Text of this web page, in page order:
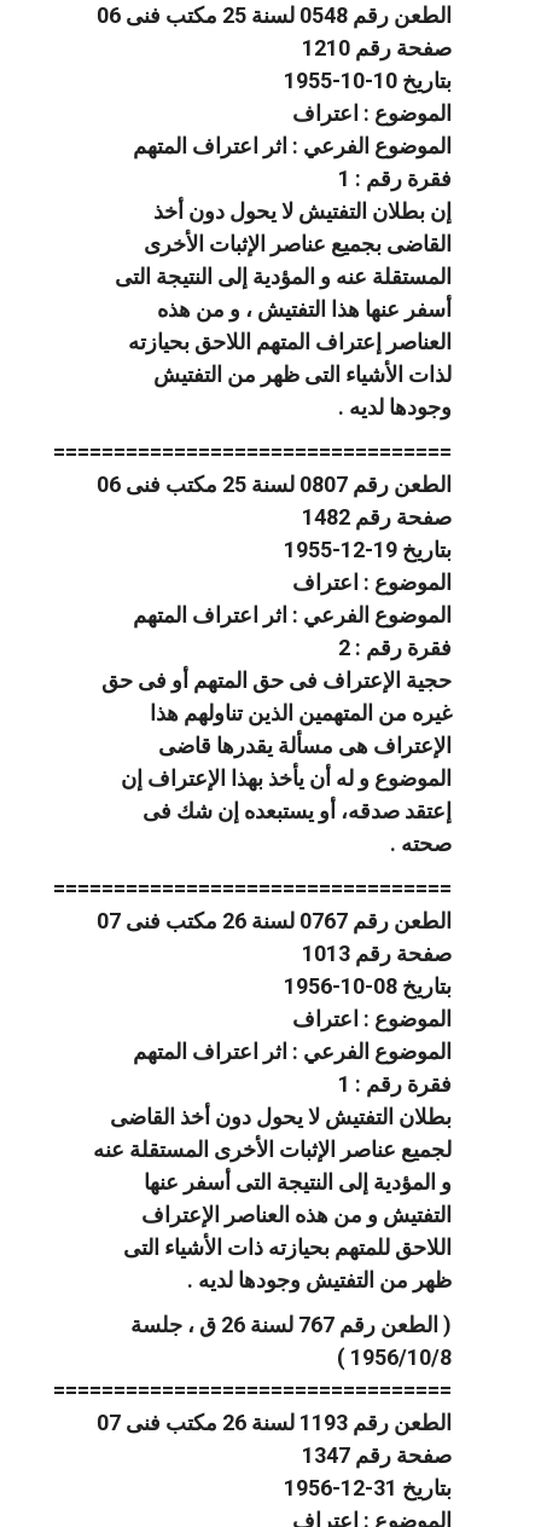
الطعن رقم 0548 لسنة 25 مكتب فنى 06
صفحة رقم 1210
بتاريخ 10-10-1955
الموضوع : اعتراف
الموضوع الفرعي : اثر اعتراف المتهم
فقرة رقم : 1
إن بطلان التفتيش لا يحول دون أخذ
القاضى بجميع عناصر الإثبات الأخرى
المستقلة عنه و المؤدية إلى النتيجة التى
أسفر عنها هذا التفتيش ، و من هذه
العناصر إعتراف المتهم اللاحق بحيازته
لذات الأشياء التى ظهر من التفتيش
وجودها لديه .
=================================
الطعن رقم 0807 لسنة 25 مكتب فنى 06
صفحة رقم 1482
بتاريخ 19-12-1955
الموضوع : اعتراف
الموضوع الفرعي : اثر اعتراف المتهم
فقرة رقم : 2
حجية الإعتراف فى حق المتهم أو فى حق
غيره من المتهمين الذين تناولهم هذا
الإعتراف هى مسألة يقدرها قاضى
الموضوع و له أن يأخذ بهذا الإعتراف إن
إعتقد صدقه، أو يستبعده إن شك فى
صحته .
=================================
الطعن رقم 0767 لسنة 26 مكتب فنى 07
صفحة رقم 1013
بتاريخ 08-10-1956
الموضوع : اعتراف
الموضوع الفرعي : اثر اعتراف المتهم
فقرة رقم : 1
بطلان التفتيش لا يحول دون أخذ القاضى
لجميع عناصر الإثبات الأخرى المستقلة عنه
و المؤدية إلى النتيجة التى أسفر عنها
التفتيش و من هذه العناصر الإعتراف
اللاحق للمتهم بحيازته ذات الأشياء التى
ظهر من التفتيش وجودها لديه .
( الطعن رقم 767 لسنة 26 ق ، جلسة
1956/10/8 )
=================================
الطعن رقم 1193 لسنة 26 مكتب فنى 07
صفحة رقم 1347
بتاريخ 31-12-1956
الموضوع : اعتراف